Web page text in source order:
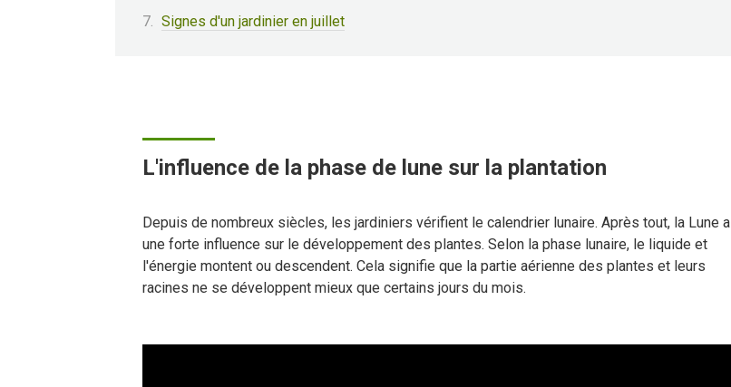
Signes d'un jardinier en juillet
L'influence de la phase de lune sur la plantation
Depuis de nombreux siècles, les jardiniers vérifient le calendrier lunaire. Après tout, la Lune a
une forte influence sur le développement des plantes. Selon la phase lunaire, le liquide et
l'énergie montent ou descendent. Cela signifie que la partie aérienne des plantes et leurs
racines ne se développent mieux que certains jours du mois.